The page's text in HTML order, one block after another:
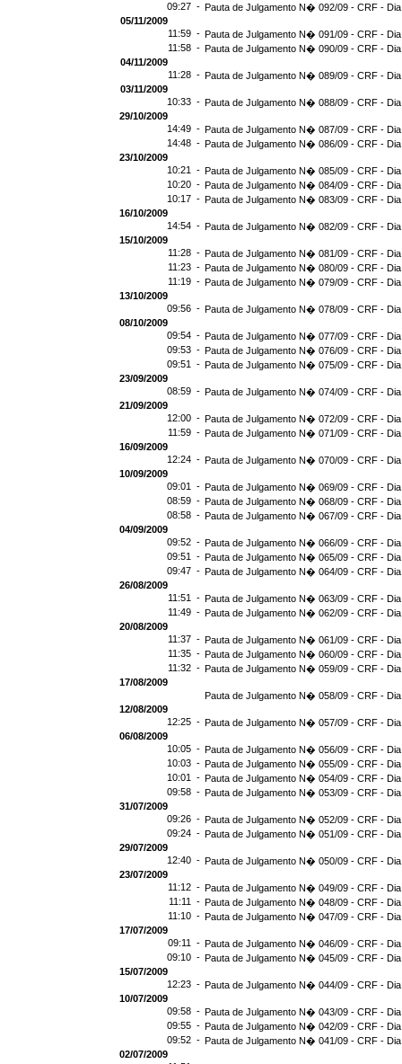
09:27 - Pauta de Julgamento N� 092/09 - CRF - Dia
05/11/2009
11:59 - Pauta de Julgamento N� 091/09 - CRF - Dia
11:58 - Pauta de Julgamento N� 090/09 - CRF - Dia
04/11/2009
11:28 - Pauta de Julgamento N� 089/09 - CRF - Dia
03/11/2009
10:33 - Pauta de Julgamento N� 088/09 - CRF - Dia
29/10/2009
14:49 - Pauta de Julgamento N� 087/09 - CRF - Dia
14:48 - Pauta de Julgamento N� 086/09 - CRF - Dia
23/10/2009
10:21 - Pauta de Julgamento N� 085/09 - CRF -
10:20 - Pauta de Julgamento N� 084/09 - CRF -
10:17 - Pauta de Julgamento N� 083/09 - CRF -
16/10/2009
14:54 - Pauta de Julgamento N� 082/09 - CRF -
15/10/2009
11:28 - Pauta de Julgamento N� 081/09 - CRF -
11:23 - Pauta de Julgamento N� 080/09 - CRF -
11:19 - Pauta de Julgamento N� 079/09 - CRF -
13/10/2009
09:56 - Pauta de Julgamento N� 078/09 - CRF -
08/10/2009
09:54 - Pauta de Julgamento N� 077/09 - CRF -
09:53 - Pauta de Julgamento N� 076/09 - CRF -
09:51 - Pauta de Julgamento N� 075/09 - CRF -
23/09/2009
08:59 - Pauta de Julgamento N� 074/09 - CRF -
21/09/2009
12:00 - Pauta de Julgamento N� 072/09 - CRF -
11:59 - Pauta de Julgamento N� 071/09 - CRF -
16/09/2009
12:24 - Pauta de Julgamento N� 070/09 - CRF -
10/09/2009
09:01 - Pauta de Julgamento N� 069/09 - CRF -
08:59 - Pauta de Julgamento N� 068/09 - CRF -
08:58 - Pauta de Julgamento N� 067/09 - CRF -
04/09/2009
09:52 - Pauta de Julgamento N� 066/09 - CRF - Dia
09:51 - Pauta de Julgamento N� 065/09 - CRF -
09:47 - Pauta de Julgamento N� 064/09 - CRF -
26/08/2009
11:51 - Pauta de Julgamento N� 063/09 - CRF -
11:49 - Pauta de Julgamento N� 062/09 - CRF -
20/08/2009
11:37 - Pauta de Julgamento N� 061/09 - CRF -
11:35 - Pauta de Julgamento N� 060/09 - CRF -
11:32 - Pauta de Julgamento N� 059/09 - CRF -
17/08/2009
Pauta de Julgamento N� 058/09 - CRF -
12/08/2009
12:25 - Pauta de Julgamento N� 057/09 - CRF -
06/08/2009
10:05 - Pauta de Julgamento N� 056/09 - CRF -
10:03 - Pauta de Julgamento N� 055/09 - CRF -
10:01 - Pauta de Julgamento N� 054/09 - CRF -
09:58 - Pauta de Julgamento N� 053/09 - CRF - Dia
31/07/2009
09:26 - Pauta de Julgamento N� 052/09 - CRF -
09:24 - Pauta de Julgamento N� 051/09 - CRF -
29/07/2009
12:40 - Pauta de Julgamento N� 050/09 - CRF -
23/07/2009
11:12 - Pauta de Julgamento N� 049/09 - CRF -
11:11 - Pauta de Julgamento N� 048/09 - CRF -
11:10 - Pauta de Julgamento N� 047/09 - CRF -
17/07/2009
09:11 - Pauta de Julgamento N� 046/09 - CRF -
09:10 - Pauta de Julgamento N� 045/09 - CRF -
15/07/2009
12:23 - Pauta de Julgamento N� 044/09 - CRF -
10/07/2009
09:58 - Pauta de Julgamento N� 043/09 - CRF -
09:55 - Pauta de Julgamento N� 042/09 - CRF -
09:52 - Pauta de Julgamento N� 041/09 - CRF -
02/07/2009